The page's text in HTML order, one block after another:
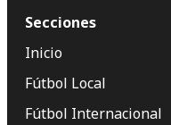
Secciones
Inicio
Fútbol Local
Fútbol Internacional